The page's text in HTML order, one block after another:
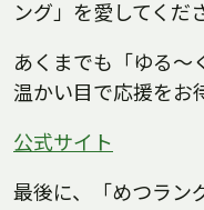
ング」を愛してくだ
あくまでも「ゆる～
温かい目で応援をお
公式サイト
最後に、「めつラン